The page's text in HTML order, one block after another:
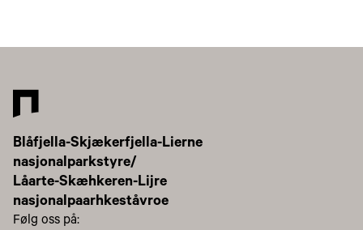
Blåfjella-Skjækerfjella-Lierne
nasjonalparkstyre/
Låarte-Skæhkeren-Lijre
nasjonalpaarhkeståvroe
Følg oss på: